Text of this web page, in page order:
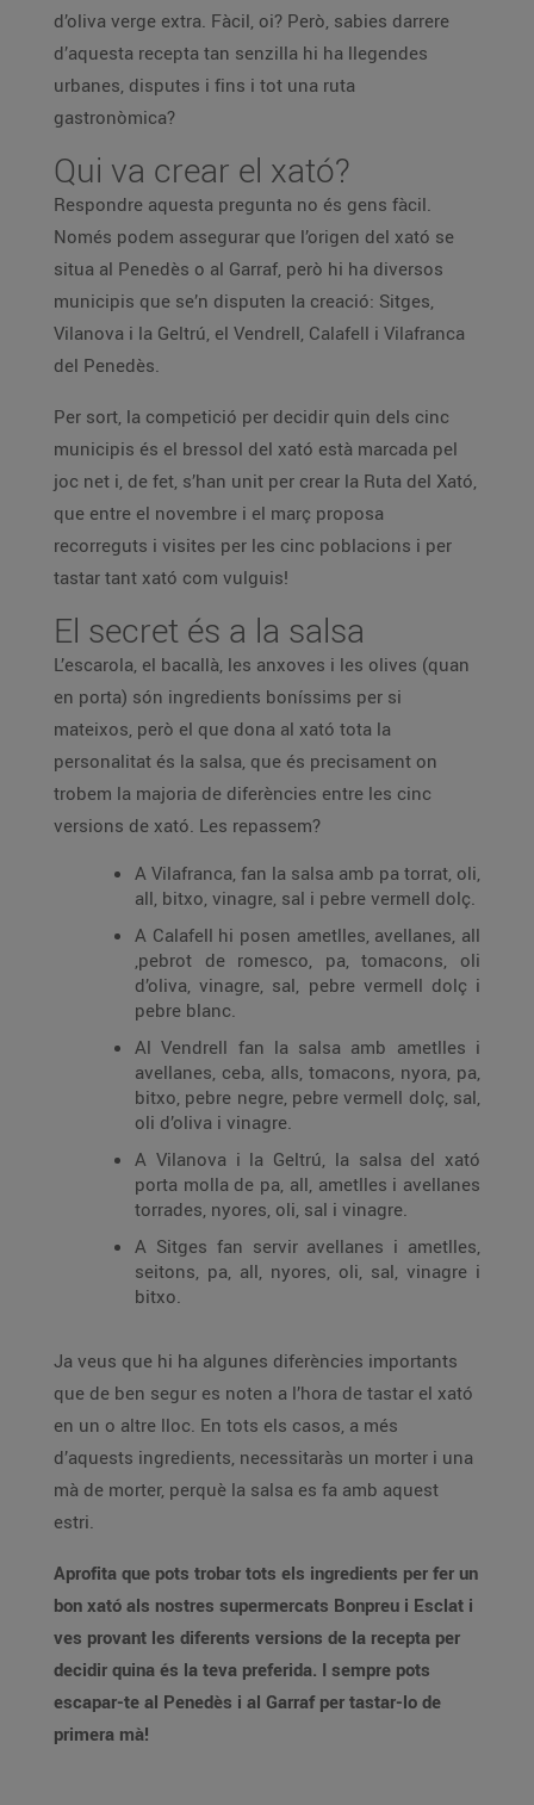
d’oliva verge extra. Fàcil, oi? Però, sabies darrere
d’aquesta recepta tan senzilla hi ha llegendes
urbanes, disputes i fins i tot una ruta
gastronòmica?
Qui va crear el xató?
Respondre aquesta pregunta no és gens fàcil.
Només podem assegurar que l’origen del xató se
situa al Penedès o al Garraf, però hi ha diversos
municipis que se’n disputen la creació: Sitges,
Vilanova i la Geltrú, el Vendrell, Calafell i Vilafranca
del Penedès.
Per sort, la competició per decidir quin dels cinc
municipis és el bressol del xató està marcada pel
joc net i, de fet, s’han unit per crear la Ruta del Xató,
que entre el novembre i el març proposa
recorreguts i visites per les cinc poblacions i per
tastar tant xató com vulguis!
El secret és a la salsa
L’escarola, el bacallà, les anxoves i les olives (quan
en porta) són ingredients boníssims per si
mateixos, però el que dona al xató tota la
personalitat és la salsa, que és precisament on
trobem la majoria de diferències entre les cinc
versions de xató. Les repassem?
A Vilafranca, fan la salsa amb pa torrat, oli,
all, bitxo, vinagre, sal i pebre vermell dolç.
A Calafell hi posen ametlles, avellanes, all
,pebrot de romesco, pa, tomacons, oli
d’oliva, vinagre, sal, pebre vermell dolç i
pebre blanc.
Al Vendrell fan la salsa amb ametlles i
avellanes, ceba, alls, tomacons, nyora, pa,
bitxo, pebre negre, pebre vermell dolç, sal,
oli d’oliva i vinagre.
A Vilanova i la Geltrú, la salsa del xató
porta molla de pa, all, ametlles i avellanes
torrades, nyores, oli, sal i vinagre.
A Sitges fan servir avellanes i ametlles,
seitons, pa, all, nyores, oli, sal, vinagre i
bitxo.
Ja veus que hi ha algunes diferències importants
que de ben segur es noten a l’hora de tastar el xató
en un o altre lloc. En tots els casos, a més
d’aquests ingredients, necessitaràs un morter i una
mà de morter, perquè la salsa es fa amb aquest
estri.
Aprofita que pots trobar tots els ingredients per fer un
bon xató als nostres supermercats Bonpreu i Esclat i
ves provant les diferents versions de la recepta per
decidir quina és la teva preferida. I sempre pots
escapar-te al Penedès i al Garraf per tastar-lo de
primera mà!